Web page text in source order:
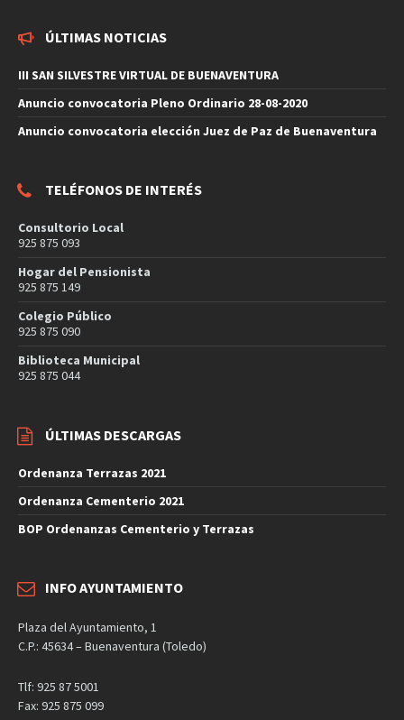
ÚLTIMAS NOTICIAS
III SAN SILVESTRE VIRTUAL DE BUENAVENTURA
Anuncio convocatoria Pleno Ordinario 28-08-2020
Anuncio convocatoria elección Juez de Paz de Buenaventura
TELÉFONOS DE INTERÉS
Consultorio Local
925 875 093
Hogar del Pensionista
925 875 149
Colegio Público
925 875 090
Biblioteca Municipal
925 875 044
ÚLTIMAS DESCARGAS
Ordenanza Terrazas 2021
Ordenanza Cementerio 2021
BOP Ordenanzas Cementerio y Terrazas
INFO AYUNTAMIENTO
Plaza del Ayuntamiento, 1
C.P.: 45634 – Buenaventura (Toledo)
Tlf: 925 87 5001
Fax: 925 875 099